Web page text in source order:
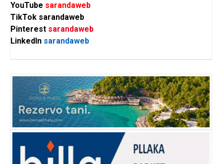
YouTube sarandaweb
TikTok sarandaweb
Pinterest sarandaweb
LinkedIn sarandaweb